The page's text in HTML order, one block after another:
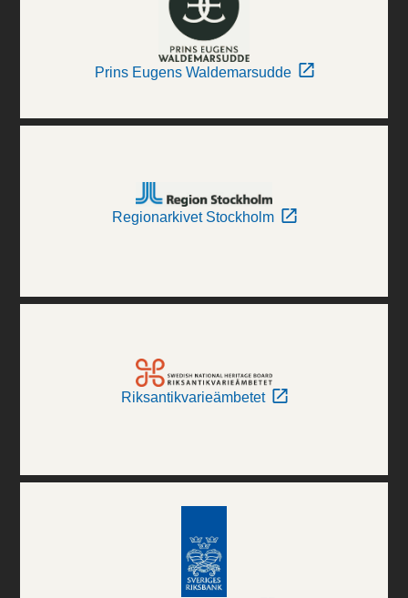
Prins Eugens Waldemarsudde
Regionarkivet Stockholm
Riksantikvarieämbetet